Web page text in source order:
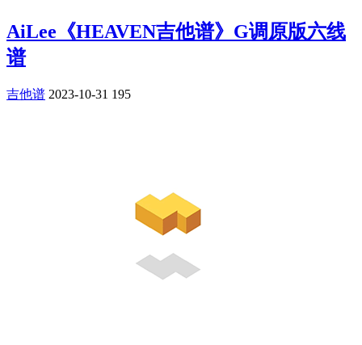
AiLee《HEAVEN吉他谱》G调原版六线
谱
吉他谱 2023-10-31 195